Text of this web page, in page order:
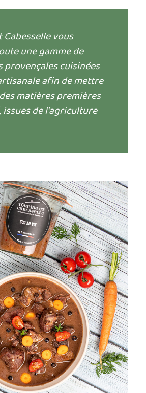
Cabesselle vous
une gamme de
provençales cuisinées
afin de mettre
matières premières
issues de l'agriculture